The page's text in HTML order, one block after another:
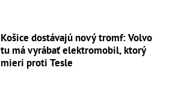
Košice dostávajú nový tromf: Volvo
tu má vyrábať elektromobil, ktorý
mieri proti Tesle